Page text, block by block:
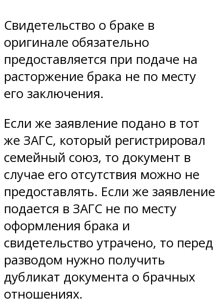
Свидетельство о браке в
оригинале обязательно
предоставляется при подаче на
расторжение брака не по месту
его заключения.
Если же заявление подано в тот
же ЗАГС, который регистрировал
семейный союз, то документ в
случае его отсутствия можно не
предоставлять. Если же заявление
подается в ЗАГС не по месту
оформления брака и
свидетельство утрачено, то перед
разводом нужно получить
дубликат документа о брачных
отношениях.